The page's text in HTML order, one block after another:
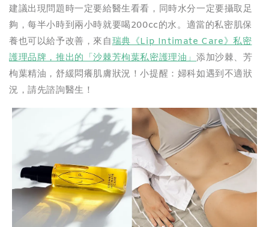
建議出現問題時一定要給醫生看看，同時水分一定要攝取足
夠，每半小時到兩小時就要喝200cc的水。適當的私密肌保
養也可以給予改善，來自瑞典《Lip Intimate Care》私密
護理品牌，推出的「沙棘芳枸葉私密護理油」添加沙棘、芳
枸葉精油，舒緩悶癢肌膚狀況！小提醒：婦科如遇到不適狀
況，請先諮詢醫生！